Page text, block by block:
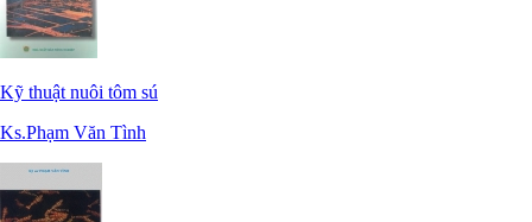
Kỹ thuật nuôi tôm sú
Ks.Phạm Văn Tình